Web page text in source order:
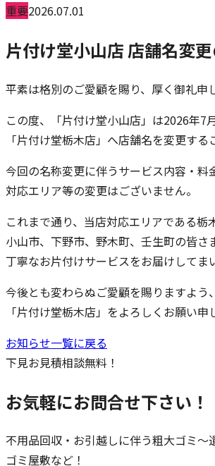
重要2026.07.01
片付け堂小山店 店舗名変
平素は格別のご愛顧を賜り、厚く御礼申
この度、「片付け堂小山店」は2026年7
「片付け堂栃木店」へ店舗名を変更する
今回の名称変更に伴うサービス内容・料
対応エリア等の変更はございません。
これまで通り、当店対応エリアである栃
小山市、下野市、野木町、壬生町の皆さ
丁寧なお片付けサービスをお届けしてま
今後とも変わらぬご愛顧を賜りますよう、
「片付け堂栃木店」をよろしくお願い申
お知らせ一覧に戻る
下見お見積相談無料！
お気軽にお問合せ下さい！
不用品回収・お引越しに伴う粗大ゴミ～
ゴミ屋敷など！